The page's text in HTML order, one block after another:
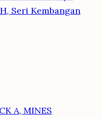
Seri Kembangan
A, MINES